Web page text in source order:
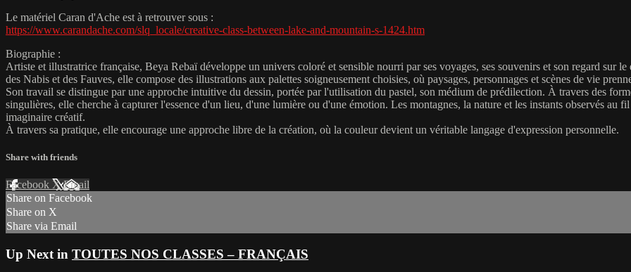
Le matériel Caran d'Ache est à retrouver sous :
https://www.carandache.com/slq_locale/creative-class-between-lake-and-mountain-s-1424.htm
Biographie :
Artiste et illustratrice française, Beya Rebaï développe un univers coloré et sensible nourri par ses voyages, ses souvenirs et son regard sur
des Nabis et des Fauves, elle compose des illustrations aux palettes soigneusement choisies, où paysages, personnages et scènes de vie
Son travail se distingue par une approche intuitive du dessin, portée par l'utilisation du pastel, son médium de prédilection. À travers des
singulières, elle cherche à capturer l'essence d'un lieu, d'une lumière ou d'une émotion. Les montagnes, la nature et les instants observés au
imaginaire créatif.
À travers sa pratique, elle encourage une approche libre de la création, où la couleur devient un véritable langage d'expression personnelle.
Share with friends
Facebook XEmail
Share on Facebook
Share on X
Share via Email
Up Next in TOUTES NOS CLASSES – FRANÇAIS